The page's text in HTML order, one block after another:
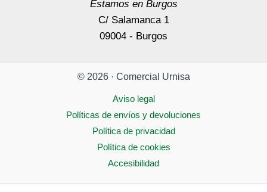
Estamos en Burgos
C/ Salamanca 1
09004 - Burgos
© 2026 · Comercial Urnisa
Aviso legal
Políticas de envíos y devoluciones
Política de privacidad
Política de cookies
Accesibilidad